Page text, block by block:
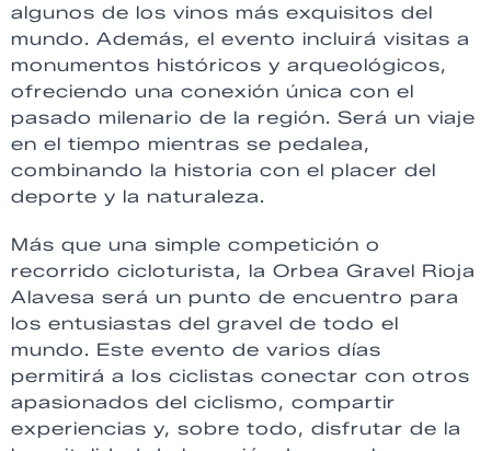
algunos de los vinos más exquisitos del
mundo. Además, el evento incluirá visitas a
monumentos históricos y arqueológicos,
ofreciendo una conexión única con el
pasado milenario de la región. Será un viaje
en el tiempo mientras se pedalea,
combinando la historia con el placer del
deporte y la naturaleza.
Más que una simple competición o
recorrido cicloturista, la Orbea Gravel Rioja
Alavesa será un punto de encuentro para
los entusiastas del gravel de todo el
mundo. Este evento de varios días
permitirá a los ciclistas conectar con otros
apasionados del ciclismo, compartir
experiencias y, sobre todo, disfrutar de la